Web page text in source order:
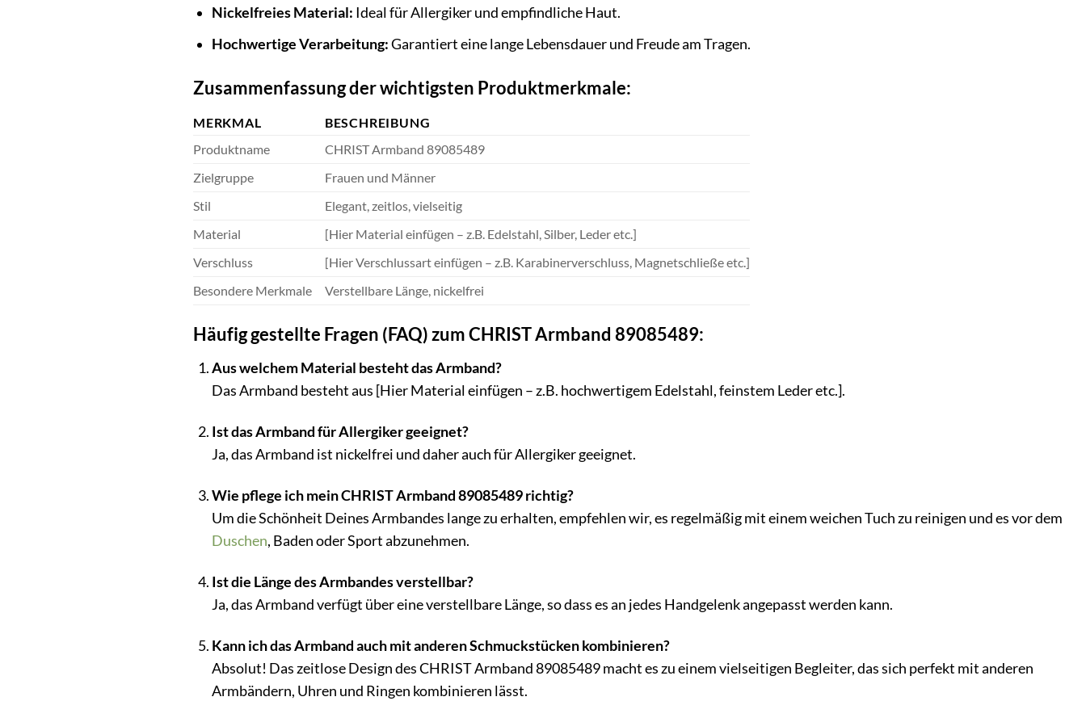
Nickelfreies Material: Ideal für Allergiker und empfindliche Haut.
Hochwertige Verarbeitung:Garantiert eine lange Lebensdauer und Freude am Tragen.
Zusammenfassung der wichtigsten Produktmerkmale:
MERKMAL
BESCHREIBUNG
Produktname
CHRIST Armband 89085489
Zielgruppe
Frauen und Männer
Stil
Elegant, zeitlos, vielseitig
Material
[Hier Material einfügen – z.B. Edelstahl, Silber, Leder etc.]
Verschluss
[Hier Verschlussart einfügen – z.B. Karabinerverschluss, Magnetschließe etc.]
Besondere Merkmale
Verstellbare Länge, nickelfrei
Häufig gestellte Fragen (FAQ) zum CHRIST Armband 89085489:
Aus welchem Material besteht das Armband?
Das Armband besteht aus [Hier Material einfügen – z.B. hochwertigem Edelstahl, feinstem Leder etc.].
Ist das Armband für Allergiker geeignet?
Ja, das Armband ist nickelfrei und daher auch für Allergiker geeignet.
Wie pflege ich mein CHRIST Armband 89085489 richtig?
Um die Schönheit Deines Armbandes lange zu erhalten, empfehlen wir, es regelmäßig mit einem weichen Tuch zu reinigen und es vor dem
Duschen, Baden oder Sport abzunehmen.
Ist die Länge des Armbandes verstellbar?
Ja, das Armband verfügt über eine verstellbare Länge, so dass es an jedes Handgelenk angepasst werden kann.
Kann ich das Armband auch mit anderen Schmuckstücken kombinieren?
Absolut! Das zeitlose Design des CHRIST Armband 89085489 macht es zu einem vielseitigen Begleiter, das sich perfekt mit anderen
Armbändern, Uhren und Ringen kombinieren lässt.